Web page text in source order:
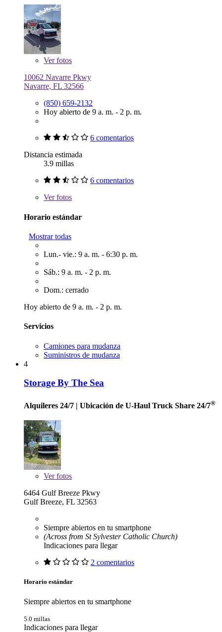
Verfotos
10062 Navarre Pkwy
Navarre, FL 32566
(850) 659-2132
Hoy abierto de 9 a. m. - 2 p. m.
6 comentarios
Distancia estimada
3.9 millas
6 comentarios
Verfotos
Horario estándar
Mostrar todas
Lun.- vie.: 9 a. m. - 6:30 p. m.
Sáb.: 9 a. m. - 2 p. m.
Dom.: cerrado
Hoy abierto de 9 a. m. - 2 p. m.
Servicios
Camiones para mudanza
Suministros de mudanza
4
Storage By The Sea
Alquileres 24/7 | Ubicación de U-Haul Truck Share 24/7®
Verfotos
6464 Gulf Breeze Pkwy
Gulf Breeze, FL 32563
Siempre abiertos en tu smartphone
(Across from St Sylvester Catholic Church)
Indicaciones para llegar
2 comentarios
Horario estándar
Siempre abiertos en tu smartphone
5.0 millas
Indicaciones para llegar